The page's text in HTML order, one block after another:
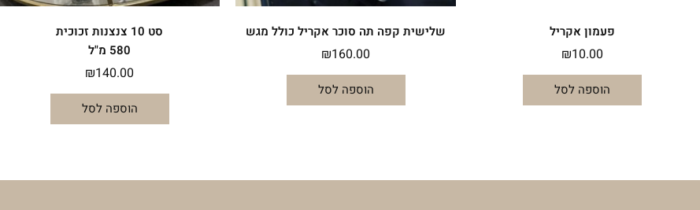
פעמון אקריל
₪10.00
הוספה לסל
שלישית קפה תה סוכר אקריל כולל מגש
₪160.00
הוספה לסל
סט 10 צנצנות זכוכית
580 מ"ל
₪140.00
הוספה לסל